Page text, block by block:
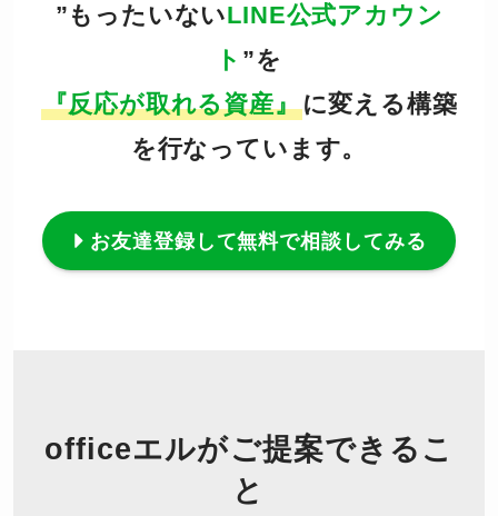
”もったいないLINE公式アカウン
ト ”を
『反応が取れる資産』に変える構築
を行なっています。
お友達登録して無料で相談してみる
officeエルがご提案できるこ
と